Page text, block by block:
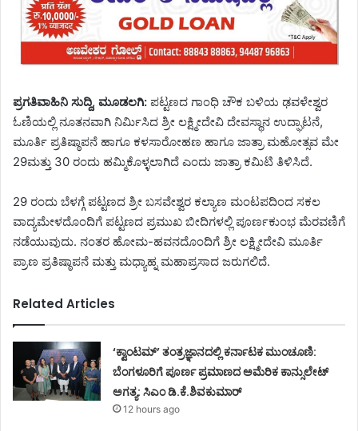
ಪ್ರಗತಿವಾಹಿನಿ ಸುದ್ದಿ, ಮೂಡಲಗಿ: ಪಟ್ಟಣದ ಗಾಂಧಿ ಚೌಕ ಬಳಿಯ ಢವಳೇಶ್ವರ
ಓಣಿಯಲ್ಲಿ ನೂತನವಾಗಿ ನಿರ್ಮಿಸಿದ ಶ್ರೀ ಲಕ್ಷ್ಮೀದೇವಿ ದೇವಸ್ಥಾನ ಉದ್ಘಾಟನೆ,
ಮೂರ್ತಿ ಪ್ರತಿಷ್ಠಾಪನೆ ಹಾಗೂ ಕಳಸಾರೋಹಣ ಹಾಗೂ ಜಾತ್ರಾ ಮಹೋತ್ಸವ ಮೇ
29ಮತ್ತು 30 ರಂದು ಹಮ್ಮಿಕೊಳ್ಳಲಾಗಿದೆ ಎಂದು ಜಾತ್ರಾ ಕಮಿಟಿ ತಿಳಿಸಿದೆ.
29 ರಂದು ಬೆಳಗ್ಗೆ ಪಟ್ಟಣದ ಶ್ರೀ ಬಸವೇಶ್ವರ ಕಲ್ಯಾಣ ಮಂಟಪದಿಂದ ಸಕಲ
ವಾದ್ಯಮೇಳದೊಂದಿಗೆ ಪಟ್ಟಣದ ಪ್ರಮುಖ ಬೀದಿಗಳಲ್ಲಿ ಪೂರ್ಣಕುಂಭ ಮೆರವಣಿಗೆ
ನಡೆಯುವುದು. ನಂತರ ಹೋಮ-ಹವನದೊಂದಿಗೆ ಶ್ರೀ ಲಕ್ಷ್ಮೀದೇವಿ ಮೂರ್ತಿ
ಪ್ರಾಣ ಪ್ರತಿಷ್ಠಾಪನೆ ಮತ್ತು ಮಧ್ಯಾಹ್ನ ಮಹಾಪ್ರಸಾದ ಜರುಗಲಿದೆ.
Related Articles
‘ಕ್ವಾಂಟಮ್’ ತಂತ್ರಜ್ಞಾನದಲ್ಲಿ ಕರ್ನಾಟಕ ಮುಂಚೂಣಿ:
ಬೆಂಗಳೂರಿಗೆ ಪೂರ್ಣ ಪ್ರಮಾಣದ ಅಮೆರಿಕ ಕಾನ್ಸುಲೇಟ್
ಅಗತ್ಯ: ಸಿಎಂ ಡಿ.ಕೆ.ಶಿವಕುಮಾರ್
12 hours ago